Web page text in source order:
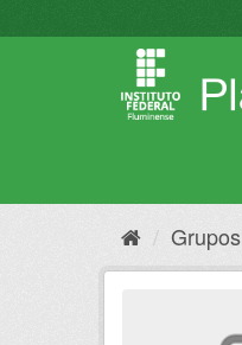
para
Grupos